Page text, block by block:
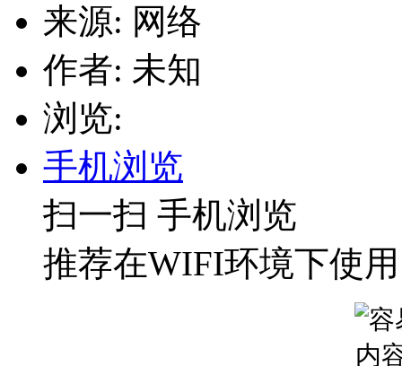
来源: 网络
作者: 未知
浏览:
手机浏览
扫一扫 手机浏览
推荐在WIFI环境下使用